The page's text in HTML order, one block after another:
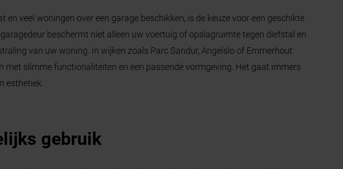
veel woningen over een garage beschikken, is de keuze voor een geschikte
beschermt niet alleen uw voertuig of opslagruimte tegen diefstal en
van uw woning. In wijken zoals Parc Sandur, Angelslo of Emmerhout
met slimme functionaliteiten en een passende vormgeving. Het gaat immers
esthetiek.
gebruik